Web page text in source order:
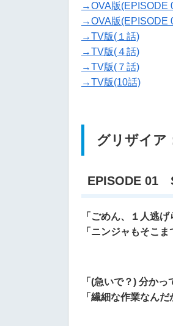
→OVA版(EPISODE
→OVA版(EPISODE
→TV版(１話)
→TV版(４話)
→TV版(７話)
→TV版(10話)
グリザイア
EPISODE 01
「ごめん、１人逃げ
「ニンジャもそこ
「(急いで？) 分かっ
「繊細な作業なん